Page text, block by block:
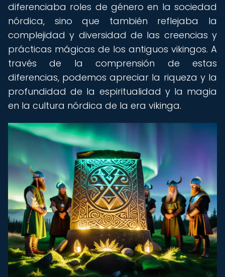
diferenciaba roles de género en la sociedad
nórdica, sino que también reflejaba la
complejidad y diversidad de las creencias y
prácticas mágicas de los antiguos vikingos. A
través de la comprensión de estas
diferencias, podemos apreciar la riqueza y la
profundidad de la espiritualidad y la magia
en la cultura nórdica de la era vikinga.